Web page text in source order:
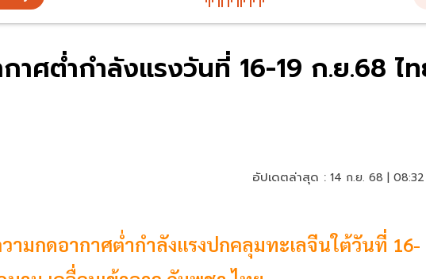
าศต่ำกำลังแรงวันที่ 16-19 ก.ย.68 ไ
อัปเดตล่าสุด : 14 ก.ย. 68 |
มกดอากาศต่ำกำลังแรงปกคลุมทะเลจีนใต้วันที่ 16-